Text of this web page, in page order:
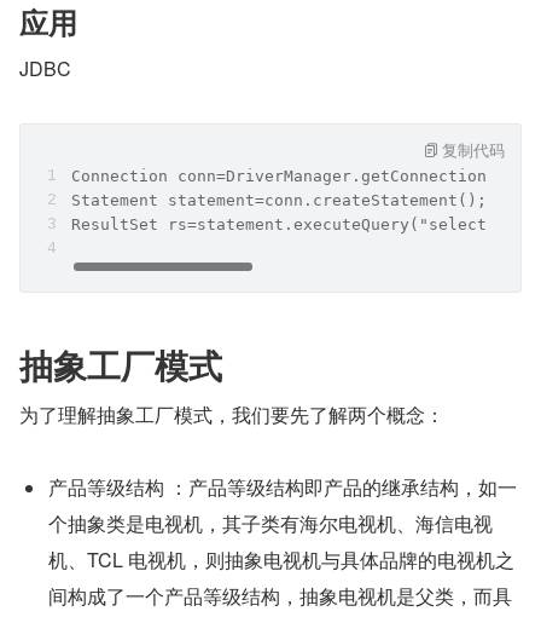
应用
JDBC
Connection
Statement statement=conn.createStatement();
ResultSet rs=statement.executeQuery("select *
复制代码
抽象工厂模式
为了理解抽象工厂模式，我们要先了解两个概念：
产品等级结构 ：产品等级结构即产品的继承结构，如一
个抽象类是电视机，其子类有海尔电视机、海信电视
机、TCL 电视机，则抽象电视机与具体品牌的电视机之
间构成了一个产品等级结构，抽象电视机是父类，而具